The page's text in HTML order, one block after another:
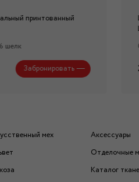
принтованный
шелк
Забронировать
мех
Аксессуары
Отделочные
Каталог